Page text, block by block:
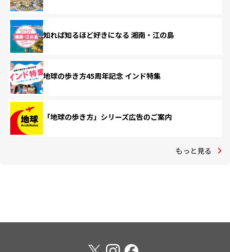
知れば知るほど好きになる 湘南・江の島
地球の歩き方45周年記念 インド特集
「地球の歩き方」シリーズ広告のご案内
もっと見る